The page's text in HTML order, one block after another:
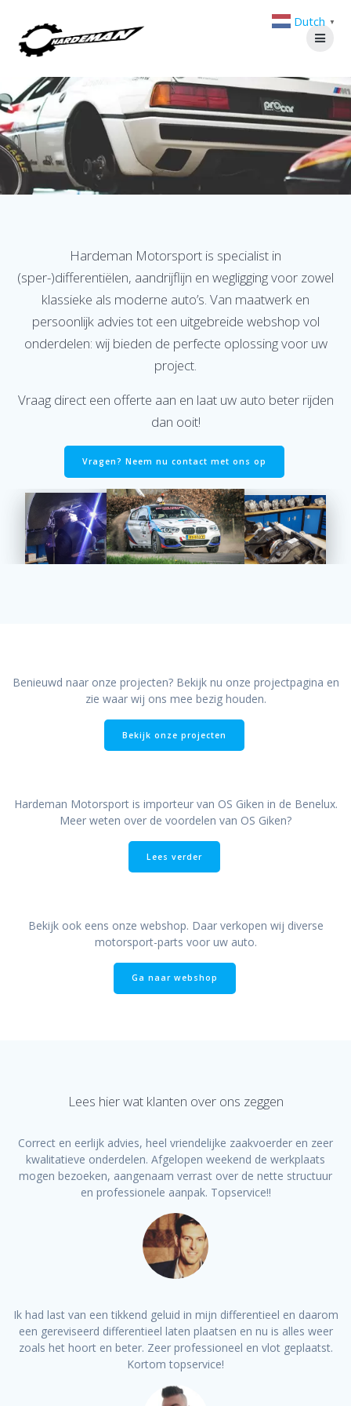
Hardeman Motorsport is specialist in
(sper-)differentiëlen, aandrijflijn en wegligging voor zowel
klassieke als moderne auto’s. Van maatwerk en
persoonlijk advies tot een uitgebreide webshop vol
onderdelen: wij bieden de perfecte oplossing voor uw
project.
Vraag direct een offerte aan en laat uw auto beter rijden
dan ooit!
Vragen? Neem nu contact met ons op
Benieuwd naar onze projecten? Bekijk nu onze projectpagina en
zie waar wij ons mee bezig houden.
Bekijk onze projecten
Hardeman Motorsport is importeur van OS Giken in de Benelux.
Meer weten over de voordelen van OS Giken?
Lees verder
Bekijk ook eens onze webshop. Daar verkopen wij diverse
motorsport-parts voor uw auto.
Ga naar webshop
Lees hier wat klanten over ons zeggen
Correct en eerlijk advies, heel vriendelijke zaakvoerder en zeer
kwalitatieve onderdelen. Afgelopen weekend de werkplaats
mogen bezoeken, aangenaam verrast over de nette structuur
en professionele aanpak. Topservice!!
Ik had last van een tikkend geluid in mijn differentieel en daarom
een gereviseerd differentieel laten plaatsen en nu is alles weer
zoals het hoort en beter. Zeer professioneel en vlot geplaatst.
Kortom topservice!
Dutch ▼